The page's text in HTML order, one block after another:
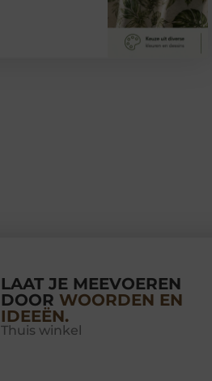
LAAT JE MEEVOEREN
DOOR WOORDEN EN
IDEEËN.
Thuis winkel